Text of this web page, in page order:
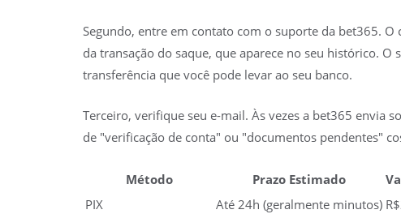
Segundo, entre em contato com o suporte da bet365.
da transação do saque, que aparece no seu histórico.
transferência que você pode levar ao seu banco.
Terceiro, verifique seu e-mail. Às vezes a bet365 envia
de "verificação de conta" ou "documentos pendentes"
Método Prazo Estimado
PIX
Até 24h (geralmente minutos)